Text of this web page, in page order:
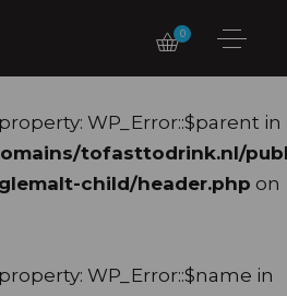
0
WP_Error::$parent in
tofasttodrink.nl/
child/header.php on
WP_Error::$name in